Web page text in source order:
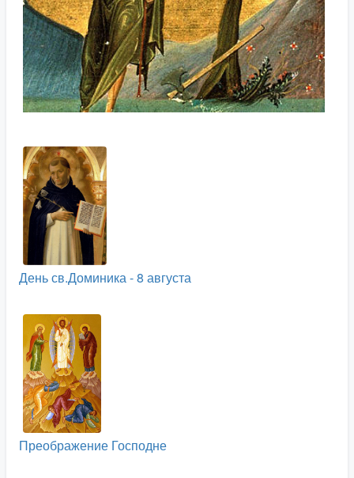
День св.Доминика - 8 августа
Преображение Господне